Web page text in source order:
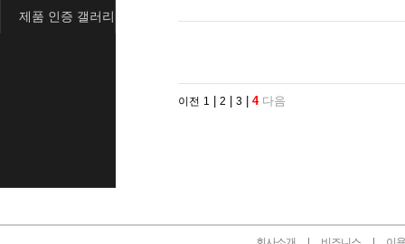
제품 인증 갤러리
이전 1 | 2 | 3 | 4 다음